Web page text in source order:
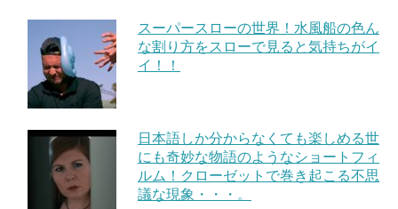
スーパースローの世界！水風船の色ん
な割り方をスローで見ると気持ちがイ
イ！！
日本語しか分からなくても楽しめる世
にも奇妙な物語のようなショートフィ
ルム！クローゼットで巻き起こる不思
議な現象・・・。